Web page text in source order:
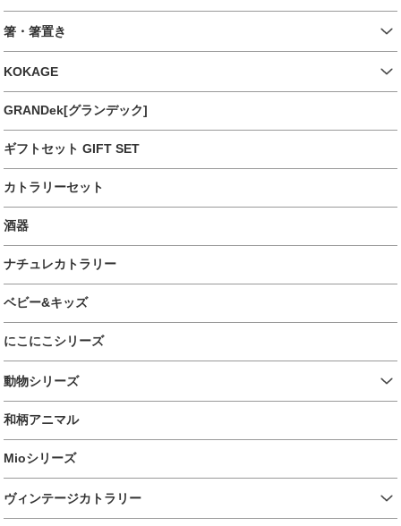
箸・箸置き
KOKAGE
GRANDek[グランデック]
ギフトセット GIFT SET
カトラリーセット
酒器
ナチュレカトラリー
ベビー&キッズ
にこにこシリーズ
動物シリーズ
和柄アニマル
Mioシリーズ
ヴィンテージカトラリー